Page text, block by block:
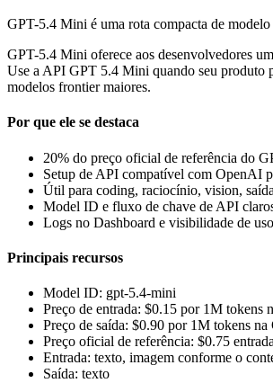
GPT-5.4 Mini é uma rota compacta de
GPT-5.4 Mini oferece aos desenvolvedores
Use a API GPT 5.4 Mini quando seu produto
modelos frontier maiores.
Por que ele se destaca
20% do preço oficial de referência do
Setup de API compatível com OpenAI
Útil para coding, raciocínio, vision,
Model ID e fluxo de chave de API
Logs no Dashboard e visibilidade de
Principais recursos
Model ID: gpt-5.4-mini
Preço de entrada: $0.15 por 1M tokens
Preço de saída: $0.90 por 1M tokens na
Preço oficial de referência: $0.75
Entrada: texto, imagem conforme o
Saída: texto